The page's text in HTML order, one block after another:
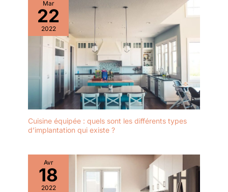
Mar
22
2022
Cuisine équipée : quels sont les différents types
d’implantation qui existe ?
Avr
18
2022